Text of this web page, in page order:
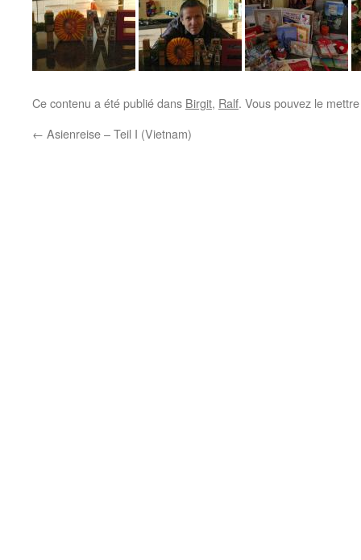
Ce contenu a été publié dans Birgit, Ralf. Vous pouvez le
← Asienreise – Teil I (Vietnam)